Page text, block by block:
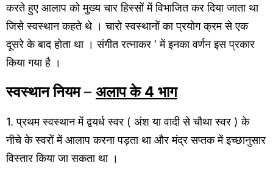
करते हुए आलाप को मुख्य चार हिस्सों में विभाजित कर दिया जाता था
जिसे स्वस्थान कहते थे । चारो स्वस्थानों का प्रयोग क्रम से एक
दूसरे के बाद होता था । संगीत रत्नाकर ‘ में इनका वर्णन इस प्रकार
किया गया है ।
स्वस्थान नियम– अलाप के 4 भाग
1. प्रथम स्वस्थान में द्वयर्ध स्वर ( अंश या वादी से चौथा स्वर ) के
नीचे के स्वरों में आलाप करना पड़ता था और मंद्र सप्तक में इच्छानुसार
विस्तार किया जा सकता था ।